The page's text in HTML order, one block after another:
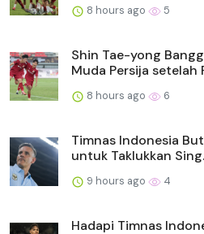
8 hours ago 5
Shin Tae-yong
Muda Persija setelah
8 hours ago 6
Timnas Indonesia
untuk Taklukkan
9 hours ago 4
Hadapi Timnas